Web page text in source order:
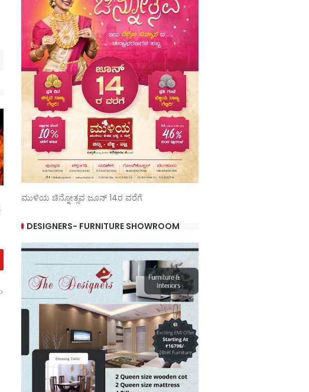
ಮುಳಿಯ ಚಿನ್ನೋತ್ಸವ ಜೂನ್ 14ರ ವರೆಗೆ
DESIGNERS- FURNITURE SHOWROOM